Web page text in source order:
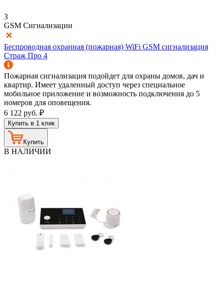
3
GSM Сигнализации
Беспроводная охранная (пожарная) WiFi GSM сигнализация
Страж Про 4
Пожарная сигнализация подойдет для охраны домов, дач и
квартир. Имеет удаленный доступ через специальное
мобильное приложение и возможность подключения до 5
номеров для оповещения.
6 122 руб. ₽
Купить в 1 клик
Купить
В НАЛИЧИИ